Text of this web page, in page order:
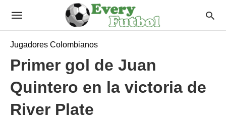
Jugadores Colombianos
Primer gol de Juan
Quintero en la victoria de
River Plate